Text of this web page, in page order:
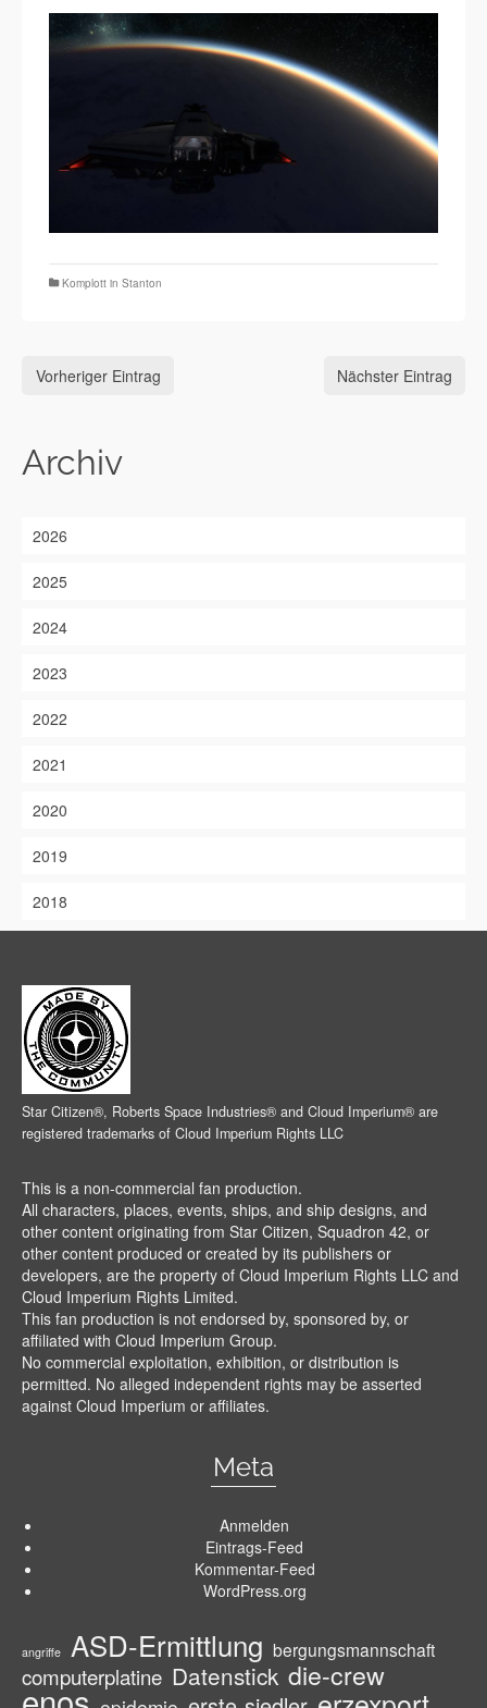
Komplott in Stanton
Vorheriger Eintrag Nächster Eintrag
Archiv
2026
2025
2024
2023
2022
2021
2020
2019
2018
Star Citizen®, Roberts Space Industries® and Cloud Imperium® are
registered trademarks of Cloud Imperium Rights LLC
This is a non-commercial fan production.
All characters, places, events, ships, and ship designs, and
other content originating from Star Citizen, Squadron 42, or
other content produced or created by its publishers or
developers, are the property of Cloud Imperium Rights LLC and
Cloud Imperium Rights Limited.
This fan production is not endorsed by, sponsored by, or
affiliated with Cloud Imperium Group.
No commercial exploitation, exhibition, or distribution is
permitted. No alleged independent rights may be asserted
against Cloud Imperium or affiliates.
Meta
Anmelden
Eintrags-Feed
Kommentar-Feed
WordPress.org
angriffe ASD-Ermittlung bergungsmannschaft
computerplatine Datenstick die-crew